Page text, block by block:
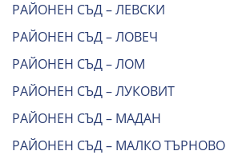
РАЙОНЕН СЪД – ЛЕВСКИ
РАЙОНЕН СЪД – ЛОВЕЧ
РАЙОНЕН СЪД – ЛОМ
РАЙОНЕН СЪД – ЛУКОВИТ
РАЙОНЕН СЪД – МАДАН
РАЙОНЕН СЪД – МАЛКО ТЪРНОВО